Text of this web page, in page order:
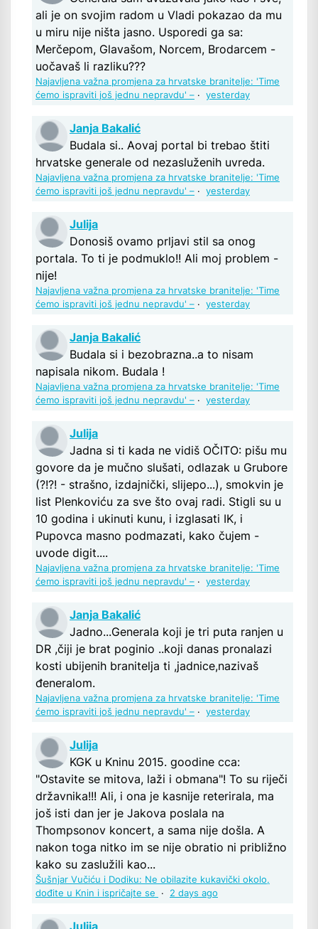
ali je on svojim radom u Vladi pokazao da mu
u miru nije ništa jasno. Usporedi ga sa:
Merčepom, Glavašom, Norcem, Brodarcem -
uočavaš li razliku???
Najavljena važna promjena za hrvatske branitelje: 'Time
ćemo ispraviti još jednu nepravdu' – · yesterday
Janja Bakalić
Budala si.. Aovaj portal bi trebao štiti
hrvatske generale od nezasluženih uvreda.
Najavljena važna promjena za hrvatske branitelje: 'Time
ćemo ispraviti još jednu nepravdu' – · yesterday
Julija
Donosiš ovamo prljavi stil sa onog
portala. To ti je podmuklo!! Ali moj problem -
nije!
Najavljena važna promjena za hrvatske branitelje: 'Time
ćemo ispraviti još jednu nepravdu' – · yesterday
Janja Bakalić
Budala si i bezobrazna..a to nisam
napisala nikom. Budala !
Najavljena važna promjena za hrvatske branitelje: 'Time
ćemo ispraviti još jednu nepravdu' – · yesterday
Julija
Jadna si ti kada ne vidiš OČITO: pišu mu
govore da je mučno slušati, odlazak u Grubore
(?!?! - strašno, izdajnički, slijepo...), smokvin je
list Plenkoviću za sve što ovaj radi. Stigli su u
10 godina i ukinuti kunu, i izglasati IK, i
Pupovca masno podmazati, kako čujem -
uvode digit....
Najavljena važna promjena za hrvatske branitelje: 'Time
ćemo ispraviti još jednu nepravdu' – · yesterday
Janja Bakalić
Jadno...Generala koji je tri puta ranjen u
DR ,čiji je brat poginio ..koji danas pronalazi
kosti ubijenih branitelja ti ,jadnice,nazivaš
đeneralom.
Najavljena važna promjena za hrvatske branitelje: 'Time
ćemo ispraviti još jednu nepravdu' – · yesterday
Julija
KGK u Kninu 2015. goodine cca:
"Ostavite se mitova, laži i obmana"! To su riječi
državnika!!! Ali, i ona je kasnije reterirala, ma
još isti dan jer je Jakova poslala na
Thompsonov koncert, a sama nije došla. A
nakon toga nitko im se nije obratio ni približno
kako su zaslužili kao...
Šušnjar Vučiću i Dodiku: Ne obilazite kukavički okolo,
dođite u Knin i ispričajte se
· 2 days ago